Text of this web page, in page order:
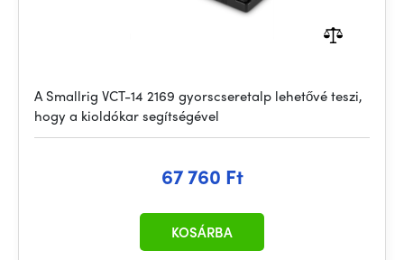
A Smallrig VCT-14 2169 gyorscseretalp lehetővé teszi,
hogy a kioldókar segítségével
67 760 Ft
KOSÁRBA